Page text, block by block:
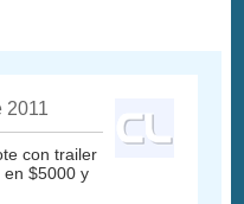
2011
con trailer
$5000 y